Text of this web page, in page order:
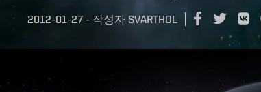
2012-01-27 - 작성자 SVARTHOL